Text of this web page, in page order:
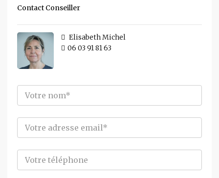
Contact Conseiller
Elisabeth Michel
06 03 91 81 63